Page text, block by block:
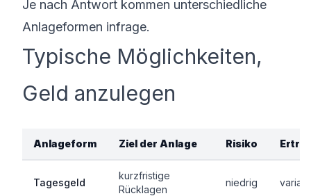
Je nach Antwort kommen unterschiedliche
Anlageformen infrage.
Typische Möglichkeiten,
Geld anzulegen
Anlageform Ziel der Anlage Risiko
Tagesgeld
kurzfristige
Rücklagen
niedrig